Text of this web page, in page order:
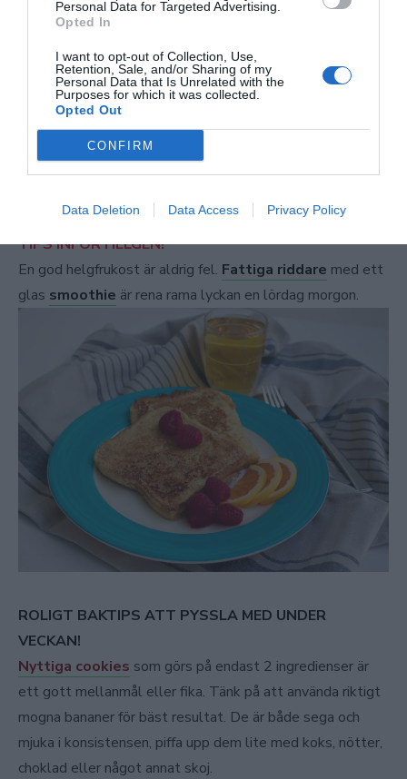
Personal Data for Targeted Advertising.
Opted In
I want to opt-out of Collection, Use,
Retention, Sale, and/or Sharing of my
Personal Data that Is Unrelated with the
Purposes for which it was collected.
Opted Out
CONFIRM
Data Deletion Data Access Privacy Policy
TIPS INFÖR HELGEN!
En god helgfrukost är aldrig fel. Fattiga riddare med ett
glas smoothie är rena rama lyckan en lördag morgon.
ROLIGT BAKTIPS ATT PYSSLA MED UNDER
VECKAN!
Nyttiga cookies som görs på endast 2 ingredienser är
ett gott mellanmål eller fika. Tänk på att använda riktigt
mogna bananer för bäst resultat. De är både sega och
mjuka i konsistensen, piffa upp dem lite med koks, nötter,
choklad eller något annat skoj.